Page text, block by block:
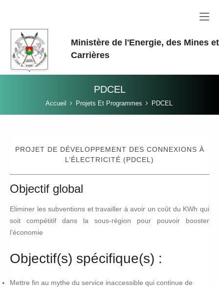
Ministère de l'Energie, des Mines
Carrières
PDCEL
Vous êtes ici:Accueil Projets Et Programmes PDCEL
PROJET DE DÉVELOPPEMENT DES CONNEXIONS À
L’ÉLECTRICITÉ (PDCEL)
Objectif global
Eliminer les subventions et travailler à avoir un coût du KWh qui
soit compétitif dans la sous-région pour pouvoir booster
l’économie
Objectif(s) spécifique(s) :
Mettre fin au mythe du service inaccessible qui continue de